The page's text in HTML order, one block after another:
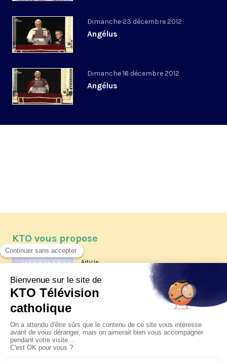
Dimanche 23 décembre 2012
Angélus
Dimanche 16 décembre 2012
Angélus
KTO vous propose
Article
Les reportages d'été 2026 de KTO
La visite pastorale du pape Léon
XIV à Assise à suivre sur KTO le
jeudi 6 août